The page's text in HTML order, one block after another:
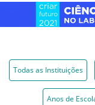
Todas as Instituições
Anos de